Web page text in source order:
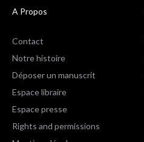
A Propos
Contact
Notre histoire
Déposer un manuscrit
Espace libraire
Espace presse
Rights and permissions